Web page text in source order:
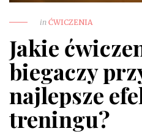
in ĆWICZENIA
Jakie
biegaczy
najlepsze
treningu?